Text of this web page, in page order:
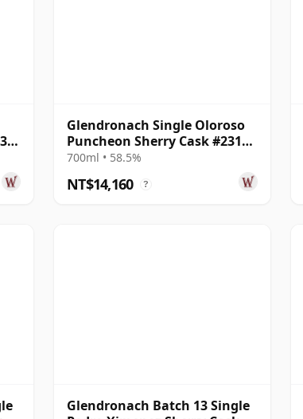
Glendronach Single Oloroso
Puncheon Sherry Cask #2311
1994 14 年
700ml • 58.5%
NT$14,160 ?
Glendronach Batch 13 Single